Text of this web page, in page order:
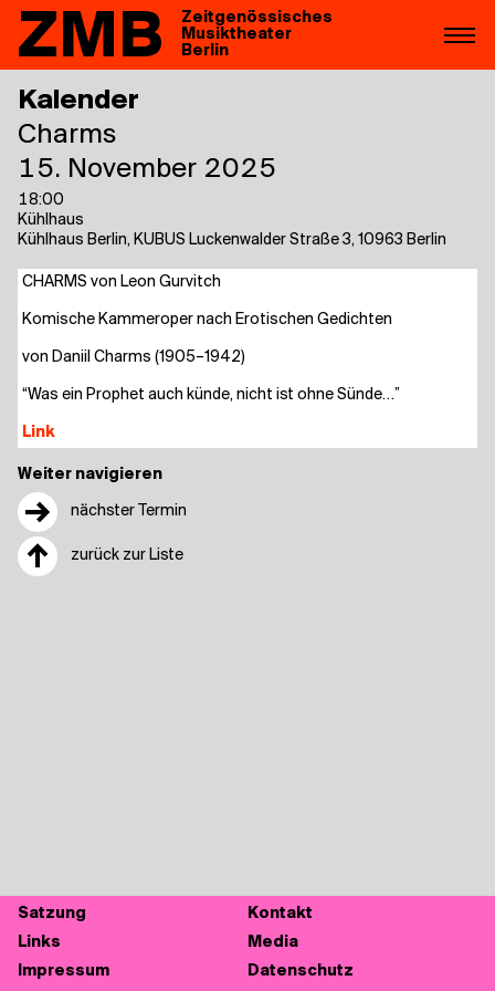
ZMB
Zeitgenössisches
Musiktheater
Berlin
Weiter navigieren
→ nächster Termin
↑ zurück zur Liste
Kalender
Charms
15. November 2025
18:00
Kühlhaus
Kühlhaus Berlin, KUBUS Luckenwalder Straße 3, 10963 Berlin
CHARMS von Leon Gurvitch
Komi­sche Kam­mer­oper nach Ero­ti­schen Gedichten
von Daniil Charms (1905–1942)
“Was ein Pro­phet auch kün­de, nicht ist ohne Sünde…”
Link
Sat­zung
Kon­takt
Links
Media
Impres­sum
Daten­schutz